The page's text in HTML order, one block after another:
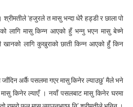
श्रीमतीले ‘हजुरले त मासु भन्दा धेरै हड्डी र छाला पो
लागि मासु किन्न आएको हुँ भन्नु भएन मासु बेच्ने
खानको लागि कुखुराको छाती किन्न आएको हुँं किन
अर्कै पसलमा गएर मासु किनेर ल्याउछु’ मैले भने
किनेर ल्याएँ । नयाँ पसलबाट मासु किनेर घरमा